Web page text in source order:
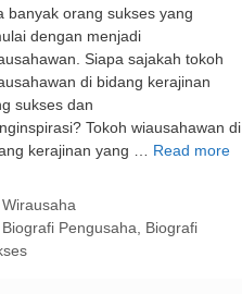
banyak orang sukses yang
dengan menjadi
Siapa sajakah tokoh
di bidang kerajinan
sukses dan
Tokoh wiausahawan di
kerajinan yang … Read more
Kategori
Wirausaha
Tag
Biografi Pengusaha, Biografi